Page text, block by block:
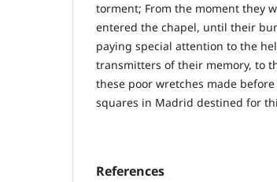
torment; From the moment they
entered the chapel, until their
paying special attention to the
transmitters of their memory, to
these poor wretches made
squares in Madrid destined for
References